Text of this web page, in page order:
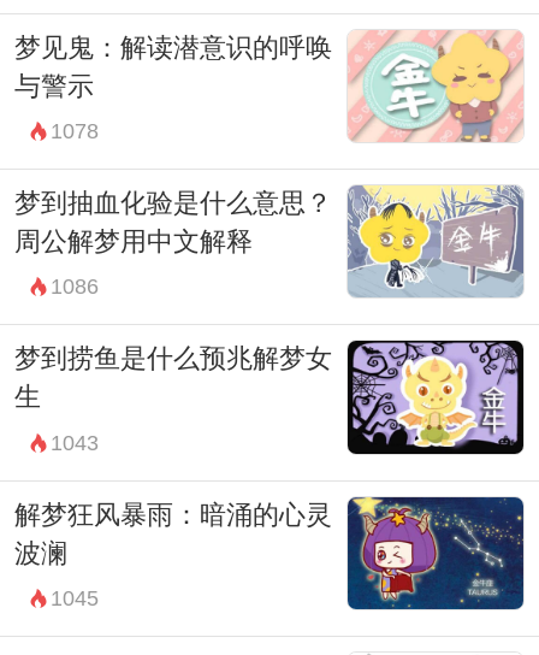
生活中所经历的成长和变化。每一个梦境都
是我们内心世界的一部分，它们值得我们用
心倾听和理解。
梦见鬼：解读潜意识的呼唤
与警示
1078
梦到抽血化验是什么意思？
周公解梦用中文解释
1086
梦到捞鱼是什么预兆解梦女
生
1043
解梦狂风暴雨：暗涌的心灵
波澜
1045